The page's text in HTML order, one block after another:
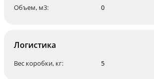
Объем, м3:
0
Логистика
Вес коробки, кг: 5